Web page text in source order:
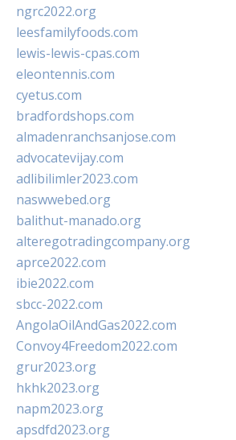
ngrc2022.org
leesfamilyfoods.com
lewis-lewis-cpas.com
eleontennis.com
cyetus.com
bradfordshops.com
almadenranchsanjose.com
advocatevijay.com
adlibilimler2023.com
naswwebed.org
balithut-manado.org
alteregotradingcompany.org
aprce2022.com
ibie2022.com
sbcc-2022.com
AngolaOilAndGas2022.com
Convoy4Freedom2022.com
grur2023.org
hkhk2023.org
napm2023.org
apsdfd2023.org